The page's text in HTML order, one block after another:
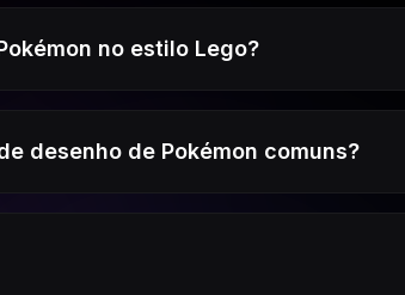
no estilo Lego?
desenho de Pokémon comuns?